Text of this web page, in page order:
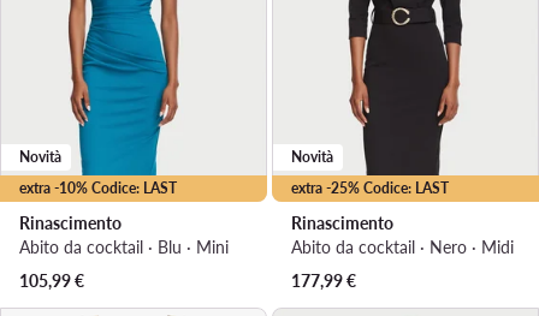
extra -10% Codice: LAST
Novità
Rinascimento
Abito da cocktail · Blu · Mini
105,99€
extra -25% Codice: LAST
Novità
Rinascimento
Abito da cocktail · Nero · Midi
177,99€